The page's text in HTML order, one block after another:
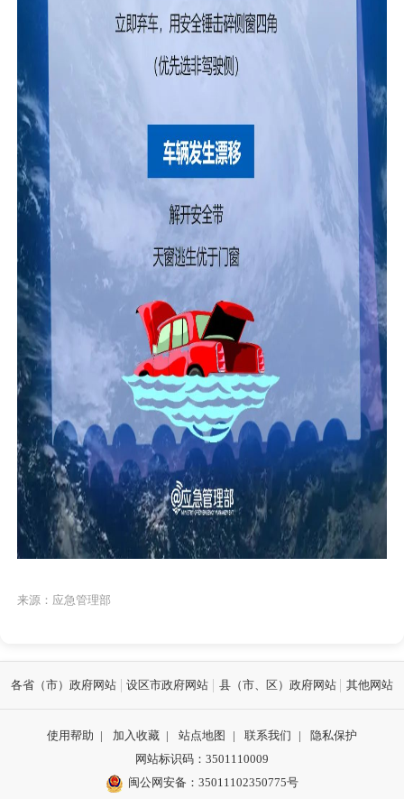
来源：应急管理部
各省（市）政府网站 设区市政府网站 县（市、区）政府网站 其他网站
使用帮助 | 加入收藏 | 站点地图 | 联系我们 |
隐私保护
网站标识码：3501110009
闽公网安备：35011102350775号